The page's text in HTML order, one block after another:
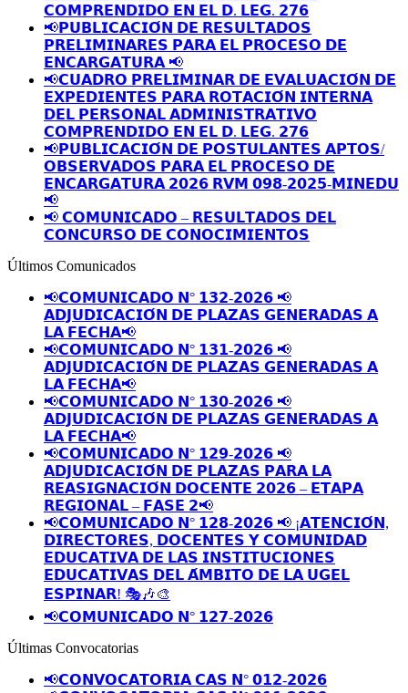
𝗖𝗢𝗠𝗣𝗥𝗘𝗡𝗗𝗜𝗗𝗢 𝗘𝗡 𝗘𝗟 𝗗. 𝗟𝗘𝗚. 𝟮𝟳𝟲
📢𝗣𝗨𝗕𝗟𝗜𝗖𝗔𝗖𝗜𝗢́𝗡 𝗗𝗘 𝗥𝗘𝗦𝗨𝗟𝗧𝗔𝗗𝗢𝗦
𝗣𝗥𝗘𝗟𝗜𝗠𝗜𝗡𝗔𝗥𝗘𝗦 𝗣𝗔𝗥𝗔 𝗘𝗟 𝗣𝗥𝗢𝗖𝗘𝗦𝗢 𝗗𝗘
𝗘𝗡𝗖𝗔𝗥𝗚𝗔𝗧𝗨𝗥𝗔 📢
📢𝗖𝗨𝗔𝗗𝗥𝗢 𝗣𝗥𝗘𝗟𝗜𝗠𝗜𝗡𝗔𝗥 𝗗𝗘 𝗘𝗩𝗔𝗟𝗨𝗔𝗖𝗜𝗢́𝗡 𝗗𝗘
𝗘𝗫𝗣𝗘𝗗𝗜𝗘𝗡𝗧𝗘𝗦 𝗣𝗔𝗥𝗔 𝗥𝗢𝗧𝗔𝗖𝗜𝗢́𝗡 𝗜𝗡𝗧𝗘𝗥𝗡𝗔
𝗗𝗘𝗟 𝗣𝗘𝗥𝗦𝗢𝗡𝗔𝗟 𝗔𝗗𝗠𝗜𝗡𝗜𝗦𝗧𝗥𝗔𝗧𝗜𝗩𝗢
𝗖𝗢𝗠𝗣𝗥𝗘𝗡𝗗𝗜𝗗𝗢 𝗘𝗡 𝗘𝗟 𝗗. 𝗟𝗘𝗚. 𝟮𝟳𝟲
📢𝗣𝗨𝗕𝗟𝗜𝗖𝗔𝗖𝗜𝗢́𝗡 𝗗𝗘 𝗣𝗢𝗦𝗧𝗨𝗟𝗔𝗡𝗧𝗘𝗦 𝗔𝗣𝗧𝗢𝗦/
𝗢𝗕𝗦𝗘𝗥𝗩𝗔𝗗𝗢𝗦 𝗣𝗔𝗥𝗔 𝗘𝗟 𝗣𝗥𝗢𝗖𝗘𝗦𝗢 𝗗𝗘
𝗘𝗡𝗖𝗔𝗥𝗚𝗔𝗧𝗨𝗥𝗔 𝟮𝟬𝟮𝟲 𝗥𝗩𝗠 𝟬𝟵𝟴-𝟮𝟬𝟮𝟱-𝗠𝗜𝗡𝗘𝗗𝗨
📢
📢 𝗖𝗢𝗠𝗨𝗡𝗜𝗖𝗔𝗗𝗢 – 𝗥𝗘𝗦𝗨𝗟𝗧𝗔𝗗𝗢𝗦 𝗗𝗘𝗟
𝗖𝗢𝗡𝗖𝗨𝗥𝗦𝗢 𝗗𝗘 𝗖𝗢𝗡𝗢𝗖𝗜𝗠𝗜𝗘𝗡𝗧𝗢𝗦
Últimos Comunicados
📢𝗖𝗢𝗠𝗨𝗡𝗜𝗖𝗔𝗗𝗢 𝗡° 𝟭𝟯𝟮-𝟮𝟬𝟮𝟲 📢
𝗔𝗗𝗝𝗨𝗗𝗜𝗖𝗔𝗖𝗜𝗢́𝗡 𝗗𝗘 𝗣𝗟𝗔𝗭𝗔𝗦 𝗚𝗘𝗡𝗘𝗥𝗔𝗗𝗔𝗦 𝗔
𝗟𝗔 𝗙𝗘𝗖𝗛𝗔📢
📢𝗖𝗢𝗠𝗨𝗡𝗜𝗖𝗔𝗗𝗢 𝗡° 𝟭𝟯𝟭-𝟮𝟬𝟮𝟲 📢
𝗔𝗗𝗝𝗨𝗗𝗜𝗖𝗔𝗖𝗜𝗢́𝗡 𝗗𝗘 𝗣𝗟𝗔𝗭𝗔𝗦 𝗚𝗘𝗡𝗘𝗥𝗔𝗗𝗔𝗦 𝗔
𝗟𝗔 𝗙𝗘𝗖𝗛𝗔📢
📢𝗖𝗢𝗠𝗨𝗡𝗜𝗖𝗔𝗗𝗢 𝗡° 𝟭𝟯𝟬-𝟮𝟬𝟮𝟲 📢
𝗔𝗗𝗝𝗨𝗗𝗜𝗖𝗔𝗖𝗜𝗢́𝗡 𝗗𝗘 𝗣𝗟𝗔𝗭𝗔𝗦 𝗚𝗘𝗡𝗘𝗥𝗔𝗗𝗔𝗦 𝗔
𝗟𝗔 𝗙𝗘𝗖𝗛𝗔📢
📢𝗖𝗢𝗠𝗨𝗡𝗜𝗖𝗔𝗗𝗢 𝗡° 𝟭𝟮𝟵-𝟮𝟬𝟮𝟲 📢
𝗔𝗗𝗝𝗨𝗗𝗜𝗖𝗔𝗖𝗜𝗢́𝗡 𝗗𝗘 𝗣𝗟𝗔𝗭𝗔𝗦 𝗣𝗔𝗥𝗔 𝗟𝗔
𝗥𝗘𝗔𝗦𝗜𝗚𝗡𝗔𝗖𝗜𝗢́𝗡 𝗗𝗢𝗖𝗘𝗡𝗧𝗘 𝟮𝟬𝟮𝟲 – 𝗘𝗧𝗔𝗣𝗔
𝗥𝗘𝗚𝗜𝗢𝗡𝗔𝗟 – 𝗙𝗔𝗦𝗘 𝟮📢
📢𝗖𝗢𝗠𝗨𝗡𝗜𝗖𝗔𝗗𝗢 𝗡° 𝟭𝟮𝟴-𝟮𝟬𝟮𝟲 📢 ¡𝗔𝗧𝗘𝗡𝗖𝗜𝗢́𝗡,
𝗗𝗜𝗥𝗘𝗖𝗧𝗢𝗥𝗘𝗦, 𝗗𝗢𝗖𝗘𝗡𝗧𝗘𝗦 𝗬 𝗖𝗢𝗠𝗨𝗡𝗜𝗗𝗔𝗗
𝗘𝗗𝗨𝗖𝗔𝗧𝗜𝗩𝗔 𝗗𝗘 𝗟𝗔𝗦 𝗜𝗡𝗦𝗧𝗜𝗧𝗨𝗖𝗜𝗢𝗡𝗘𝗦
𝗘𝗗𝗨𝗖𝗔𝗧𝗜𝗩𝗔𝗦 𝗗𝗘𝗟 𝗔́𝗠𝗕𝗜𝗧𝗢 𝗗𝗘 𝗟𝗔 𝗨𝗚𝗘𝗟
𝗘𝗦𝗣𝗜𝗡𝗔𝗥! 🎭🎶🎨
📢𝗖𝗢𝗠𝗨𝗡𝗜𝗖𝗔𝗗𝗢 𝗡° 𝟭𝟮𝟳-𝟮𝟬𝟮𝟲
Últimas Convocatorias
📢𝗖𝗢𝗡𝗩𝗢𝗖𝗔𝗧𝗢𝗥𝗜𝗔 𝗖𝗔𝗦 𝗡° 𝟬𝟭𝟮-𝟮𝟬𝟮𝟲